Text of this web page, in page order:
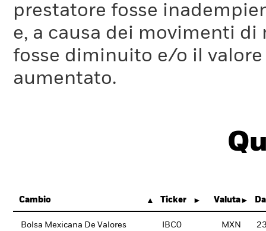
prestatore fosse
e, a causa dei movimenti
fosse diminuito e/o il
aumentato.
Cambio Ticker Valuta
Bolsa Mexicana De Valores IBC0 MXN